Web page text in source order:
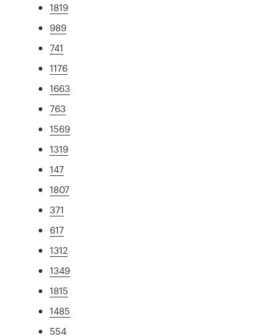
1819
989
741
1176
1663
763
1569
1319
147
1807
371
617
1312
1349
1815
1485
554